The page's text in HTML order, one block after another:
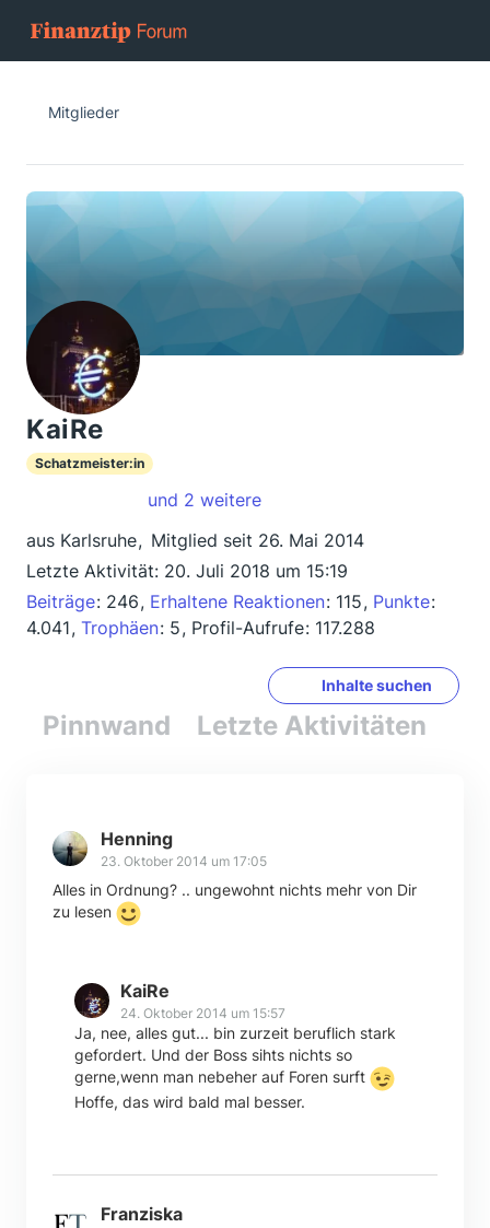
Mitglieder
KaiRe
Schatzmeister:in
und 2 weitere
aus Karlsruhe
Mitglied seit 26. Mai 2014
Letzte Aktivität: 20. Juli 2018 um 15:19
Beiträge 246 Erhaltene Reaktionen 115 Punkte
4.041 Trophäen 5 Profil-Aufrufe 117.288
Inhalte suchen
Pinnwand Letzte Aktivitäten
Henning
23. Oktober 2014 um 17:05
Alles in Ordnung? .. ungewohnt nichts mehr von Dir
zu lesen
KaiRe
24. Oktober 2014 um 15:57
Ja, nee, alles gut... bin zurzeit beruflich stark
gefordert. Und der Boss sihts nichts so
gerne,wenn man nebeher auf Foren surft
Hoffe, das wird bald mal besser.
Franziska